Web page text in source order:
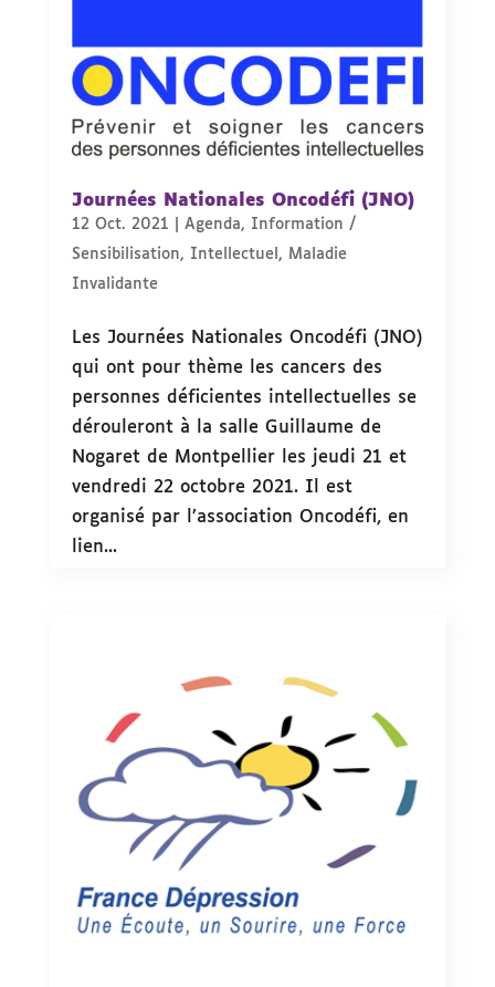
Journées Nationales Oncodéfi (JNO)
12 Oct. 2021 Agenda, Information /
Sensibilisation, Intellectuel , Maladie
Invalidante
Les Journées Nationales Oncodéfi (JNO)
qui ont pour thème les cancers des
personnes déficientes intellectuelles se
dérouleront à la salle Guillaume de
Nogaret de Montpellier les jeudi 21 et
vendredi 22 octobre 2021. Il est
organisé par l’association Oncodéfi, en
lien...